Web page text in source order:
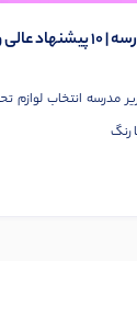
خرید بهترین لوازم تحریر
مدرسه انتخاب لوازم
رنگ